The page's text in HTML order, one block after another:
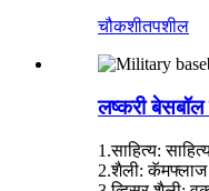
चौकशीतपशील
लष्करी
1.साहित्य:
2.शैली: कॅमफ्लाज